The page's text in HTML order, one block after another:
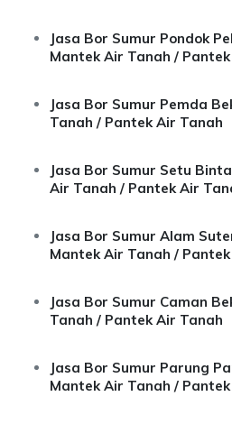
Jasa Bor Sumur Pondok
Mantek Air Tanah /
Jasa Bor Sumur Pemda
Tanah / Pantek Air Tanah
Jasa Bor Sumur Setu
Air Tanah / Pantek Air
Jasa Bor Sumur Alam
Mantek Air Tanah /
Jasa Bor Sumur Caman
Tanah / Pantek Air Tanah
Jasa Bor Sumur Parung
Mantek Air Tanah /